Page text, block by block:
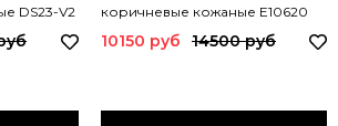
DS23-V2
коричневые кожаные E10620
ELISA CUOIO
10150 руб 14500 руб